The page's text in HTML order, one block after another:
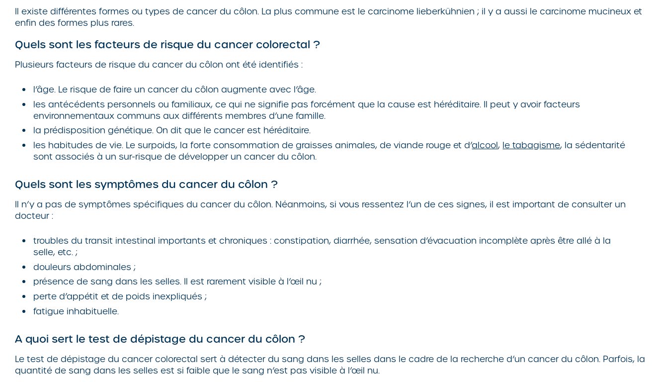
Il existe différentes formes ou types de cancer du côlon. La plus commune est le carcinome lieberkühnien ; il y a aussi le carcinome mucineux et
enfin des formes plus rares.
Quels sont les facteurs de risque du cancer colorectal ?
Plusieurs facteurs de risque du cancer du côlon ont été identifiés :
l’âge. Le risque de faire un cancer du côlon augmente avec l’âge.
les antécédents personnels ou familiaux, ce qui ne signifie pas forcément que la cause est héréditaire. Il peut y avoir facteurs
environnementaux communs aux différents membres d’une famille.
la prédisposition génétique. On dit que le cancer est héréditaire.
les habitudes de vie. Le surpoids, la forte consommation de graisses animales, de viande rouge et d’alcool, le tabagisme, la sédentarité
sont associés à un sur-risque de développer un cancer du côlon.
Quels sont les symptômes du cancer du côlon ?
Il n’y a pas de symptômes spécifiques du cancer du côlon. Néanmoins, si vous ressentez l’un de ces signes, il est important de consulter un
docteur :
troubles du transit intestinal importants et chroniques : constipation, diarrhée, sensation d’évacuation incomplète après être allé à la
selle, etc. ;
douleurs abdominales ;
présence de sang dans les selles. Il est rarement visible à l’œil nu ;
perte d’appétit et de poids inexpliqués ;
fatigue inhabituelle.
A quoi sert le test de dépistage du cancer du côlon ?
Le test de dépistage du cancer colorectal sert à détecter du sang dans les selles dans le cadre de la recherche d’un cancer du côlon. Parfois, la
quantité de sang dans les selles est si faible que le sang n’est pas visible à l’œil nu.